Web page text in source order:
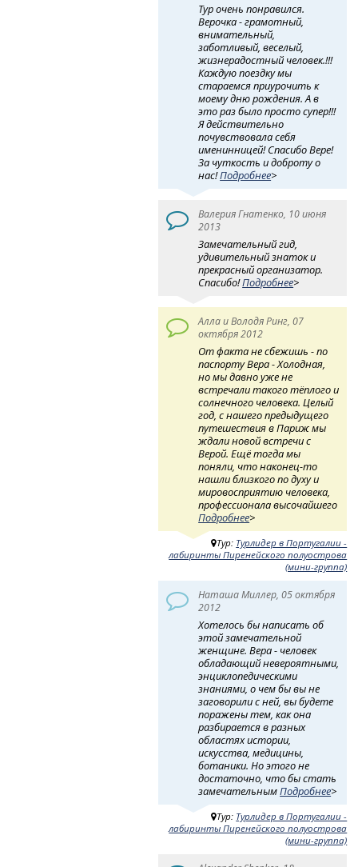
Тур очень понравился.
Верочка - грамотный,
внимательный,
заботливый, веселый,
жизнерадостный человек.!!!
Каждую поездку мы
стараемся приурочить к
моему дню рождения. А в
это раз было просто супер!!!
Я действительно
почувствовала себя
именинницей! Спасибо Вере!
За чуткость и доброту о
нас!Подробнее>
Валерия Гнатенко, 10 июня
2013
Замечательный гид,
удивительный знаток и
прекрасный организатор.
Спасибо!Подробнее>
Алла и Володя Ринг, 07
октября 2012
От факта не сбежишь - по
паспорту Вера - Холодная,
но мы давно уже не
встречали такого тёплого и
солнечного человека. Целый
год, с нашего предыдущего
путешествия в Париж мы
ждали новой встречи с
Верой. Ещё тогда мы
поняли, что наконец-то
нашли близкого по духу и
мировосприятию человека,
профессионала высочайшего
Подробнее>
Тур: Турлидер в Португалии -
лабиринты Пиренейского полуострова
(мини-группа)
Наташа Миллер, 05 октября
2012
Хотелось бы написать об
этой замечательной
женщине. Вера - человек
обладающий невероятными,
энциклопедическими
знаниями, о чем бы вы не
заговорили с ней, вы будете
поражены тем, как она
разбирается в разных
областях истории,
искусства, медицины,
ботаники. Но этого не
достаточно, что бы стать
замечательнымПодробнее>
Тур: Турлидер в Португалии -
лабиринты Пиренейского полуострова
(мини-группа)